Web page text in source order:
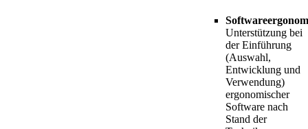
Unterstützung bei
der Einführung
(Auswahl,
Entwicklung und
Verwendung)
ergonomischer
Software nach
Stand der